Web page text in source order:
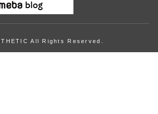
All Rights Reserved.